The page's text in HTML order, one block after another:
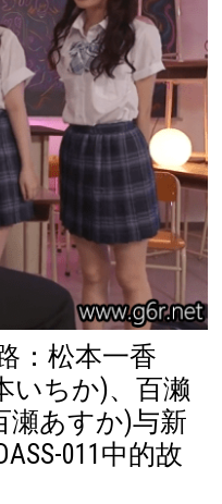
：松本一香
いちか)、百濑
瀬あすか)与新
011中的故